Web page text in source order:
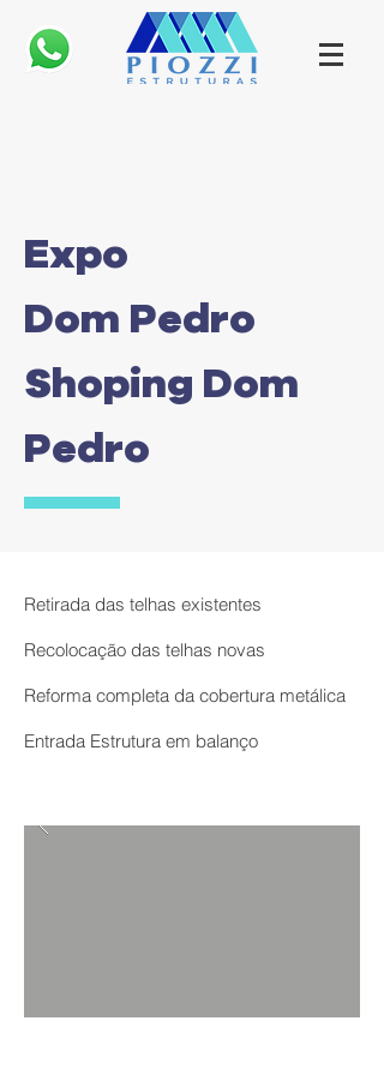
Expo
Dom Pedro
Shoping Dom
Pedro
Retirada das telhas existentes
Recolocação das telhas novas
Reforma completa da cobertura metálica
Entrada Estrutura em balanço